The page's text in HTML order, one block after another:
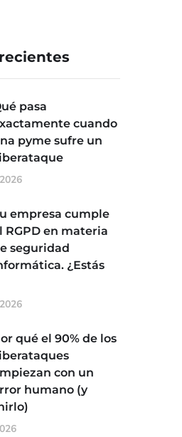
pasa
cuando
pyme sufre un
empresa cumple
RGPD en materia
seguridad
¿Estás
qué el 90% de los
con un
humano (y